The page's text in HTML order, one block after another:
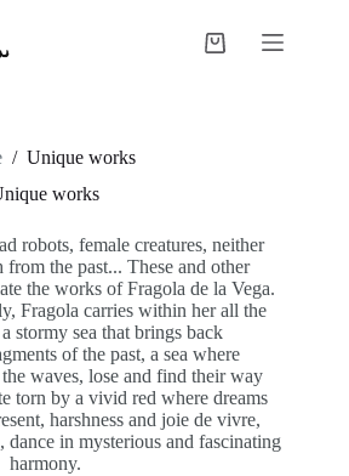
Shopping
/ Unique works
works
robots, female creatures, neither
the past... These and other
the works of Fragola de la Vega.
Fragola carries within her all the
stormy sea that brings back
of the past, a sea where
waves, lose and find their way
torn by a vivid red where dreams
harshness and joie de vivre,
in mysterious and fascinating
harmony.